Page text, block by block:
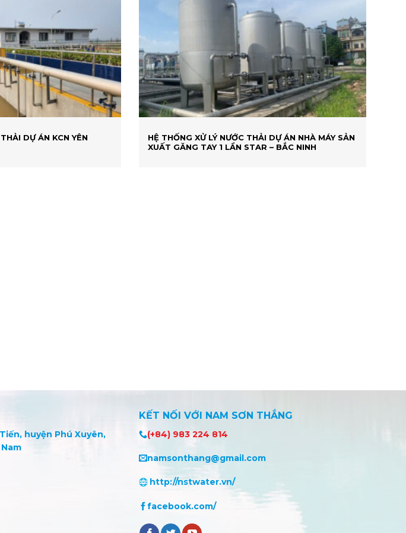
DỰ ÁN KCN YÊN
HỆ THỐNG XỬ LÝ NƯỚC THẢI DỰ ÁN NHÀ MÁY SẢN
XUẤT GĂNG TAY 1 LẦN STAR – BẮC NINH
huyện Phú Xuyên,
KẾT NỐI VỚI NAM SƠN THẮNG
(+84) 983 224 814
namsonthang@gmail.com
http://nstwater.vn/
facebook.com/